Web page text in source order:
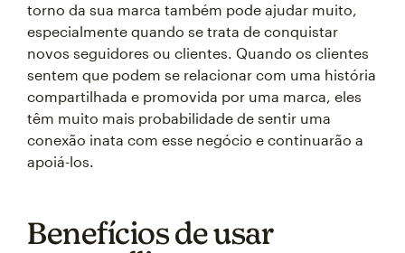
torno da sua marca também pode ajudar muito,
especialmente quando se trata de conquistar
novos seguidores ou clientes. Quando os clientes
sentem que podem se relacionar com uma história
compartilhada e promovida por uma marca, eles
têm muito mais probabilidade de sentir uma
conexão inata com esse negócio e continuarão a
apoiá-los.
Benefícios de usar